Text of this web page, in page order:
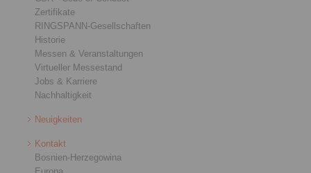
Zertifikate
RINGSPANN-Gesellschaften
Historie
Messen & Veranstaltungen
Virtueller Messestand
Jobs & Karriere
Nachhaltigkeit
Neuigkeiten
Kontakt
Bosnien-Herzegowina